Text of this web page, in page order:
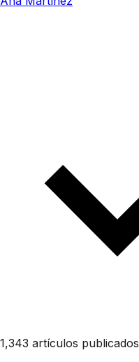
1,343 artículos publicados